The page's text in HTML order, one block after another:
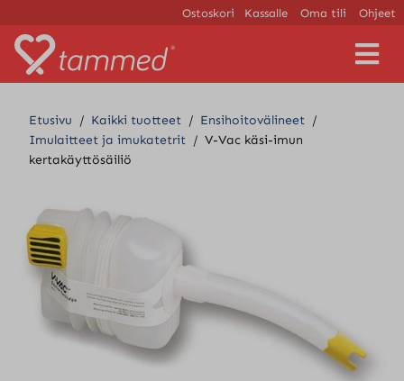
Ostoskori Kassalle Oma tili Ohjeet
V
a
l
Etusivu / Kaikki tuotteet / Ensihoitovälineet /
Imulaitteet ja imukatetrit / V-Vac käsi-imun
kertakäyttösäiliö